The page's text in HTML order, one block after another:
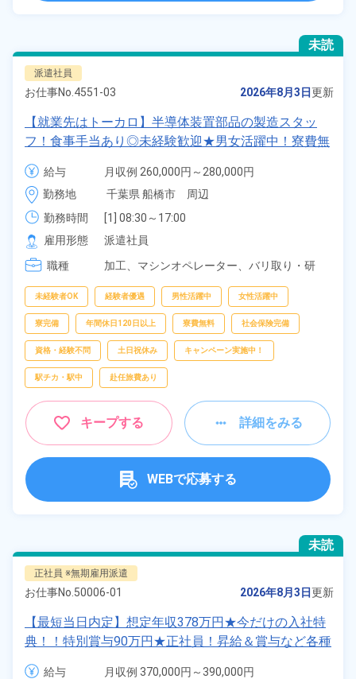
未読
派遣社員
お仕事No. 4551-03 2026年8月3日更新
【就業先はトーカロ】半導体装置部品の製造スタッ
フ！食事手当あり◎未経験歓迎★男女活躍中！寮費無
料！土日祝休み×年間休日120日！正社員登用制度あ
り！社会保険完備◎格安食堂利用可★最寄り駅から徒
歩圏内◎《千葉県船橋市》
給与
月収例 260,000円～280,000円
時給 1,350円～1,350円
勤務地
千葉県 船橋市　周辺
勤務時間
[1] 08:30～17:00
[2] 07:30～16:00
[3] 13:00～21:30
[4] 20:00～04:30
雇用形態
派遣社員
職種
加工、 マシンオペレーター、 バリ取り・研
未経験者OK 経験者優遇 男性活躍中 女性活躍中
寮完備 年間休日120日以上 寮費無料 社会保険完備
資格・経験不問 土日祝休み キャンペーン実施中！
駅チカ・駅中 赴任旅費あり
キープする 詳細をみる
WEBで応募する
未読
正社員 ※無期雇用派遣
お仕事No. 50006-01 2026年8月3日更新
【最短当日内定】想定年収378万円★今だけの入社特
典！！特別賞与90万円★正社員！昇給＆賞与など各種
手当も充実！クルマの組立・加工業務！備品付き寮完
給与
月収例 370,000円～390,000円